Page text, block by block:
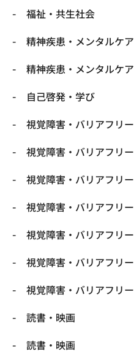
福祉・共生社会
精神疾患・メンタルケア
精神疾患・メンタルケア
自己啓発・学び
視覚障害・バリアフリー
視覚障害・バリアフリー
視覚障害・バリアフリー
視覚障害・バリアフリー
視覚障害・バリアフリー
視覚障害・バリアフリー
視覚障害・バリアフリー
読書・映画
読書・映画